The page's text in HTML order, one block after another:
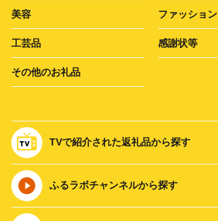
美容 ファッション
工芸品 感謝状等
その他のお礼品
TVで紹介された返礼品から探す
ふるラボチャンネルから探す